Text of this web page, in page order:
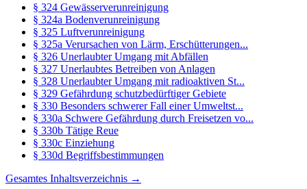
§ 324 Gewässerverunreinigung
§ 324a Bodenverunreinigung
§ 325 Luftverunreinigung
§ 325a Verursachen von Lärm, Erschütterungen...
§ 326 Unerlaubter Umgang mit Abfällen
§ 327 Unerlaubtes Betreiben von Anlagen
§ 328 Unerlaubter Umgang mit radioaktiven St...
§ 329 Gefährdung schutzbedürftiger Gebiete
§ 330 Besonders schwerer Fall einer Umweltst...
§ 330a Schwere Gefährdung durch Freisetzen vo...
§ 330b Tätige Reue
§ 330c Einziehung
§ 330d Begriffsbestimmungen
Gesamtes Inhaltsverzeichnis →